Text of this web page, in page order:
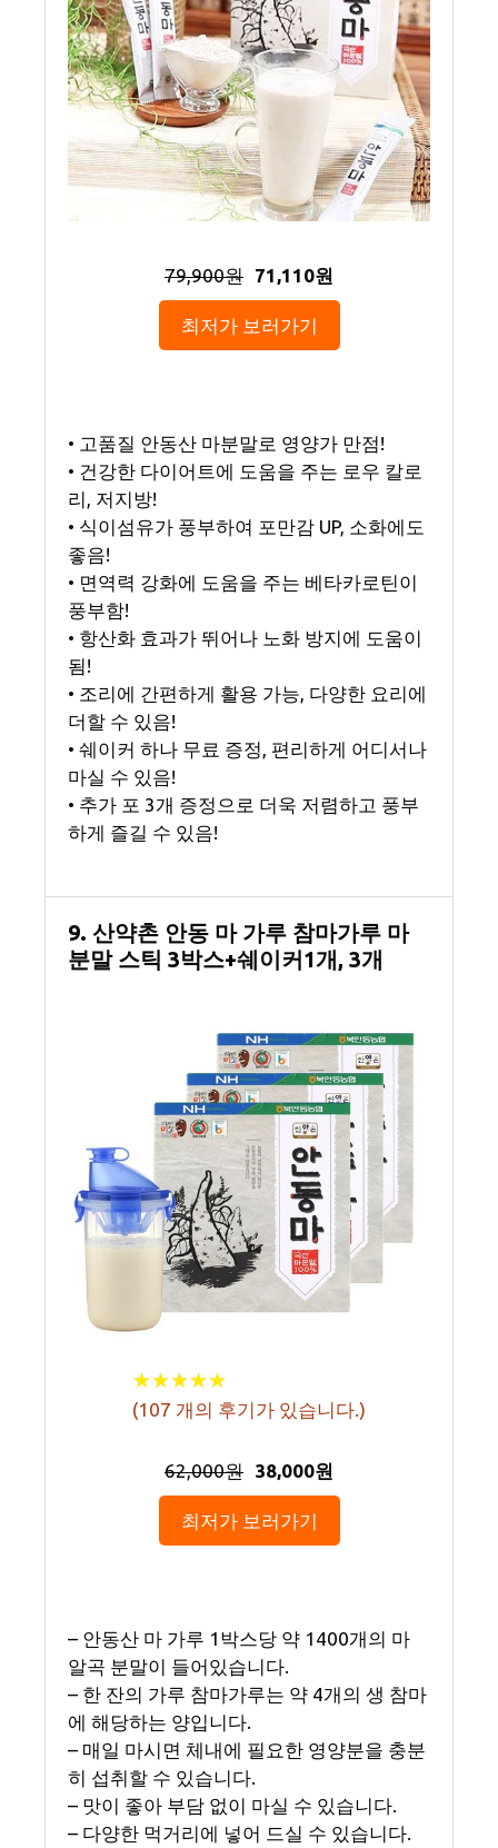
79,900원 71,110원
최저가 보러가기
• 고품질 안동산 마분말로 영양가 만점!
• 건강한 다이어트에 도움을 주는 로우 칼로
리, 저지방!
• 식이섬유가 풍부하여 포만감 UP, 소화에도
좋음!
• 면역력 강화에 도움을 주는 베타카로틴이
풍부함!
• 항산화 효과가 뛰어나 노화 방지에 도움이
됨!
• 조리에 간편하게 활용 가능, 다양한 요리에
더할 수 있음!
• 쉐이커 하나 무료 증정, 편리하게 어디서나
마실 수 있음!
• 추가 포 3개 증정으로 더욱 저렴하고 풍부
하게 즐길 수 있음!
9. 산약촌 안동 마 가루 참마가루 마
분말 스틱 3박스+쉐이커1개, 3개
★★★★★
★★★★★
(107 개의 후기가 있습니다.)
62,000원 38,000원
최저가 보러가기
– 안동산 마 가루 1박스당 약 1400개의 마
알곡 분말이 들어있습니다.
– 한 잔의 가루 참마가루는 약 4개의 생 참마
에 해당하는 양입니다.
– 매일 마시면 체내에 필요한 영양분을 충분
히 섭취할 수 있습니다.
– 맛이 좋아 부담 없이 마실 수 있습니다.
– 다양한 먹거리에 넣어 드실 수 있습니다.